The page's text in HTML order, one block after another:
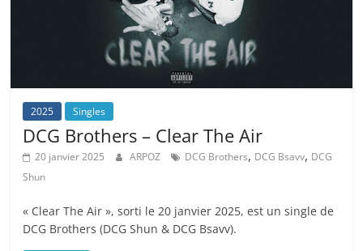
2025 Singles
DCG Brothers – Clear The Air
20 janvier 2025 ARPOZ DCG Brothers, DCG Bsavv, DCG
Shun
« Clear The Air », sorti le 20 janvier 2025, est un single de
DCG Brothers (DCG Shun & DCG Bsavv).